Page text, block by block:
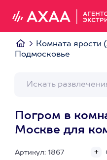
Комната ярости
Подмосковье
Погром в
Москве для
Артикул: 1867